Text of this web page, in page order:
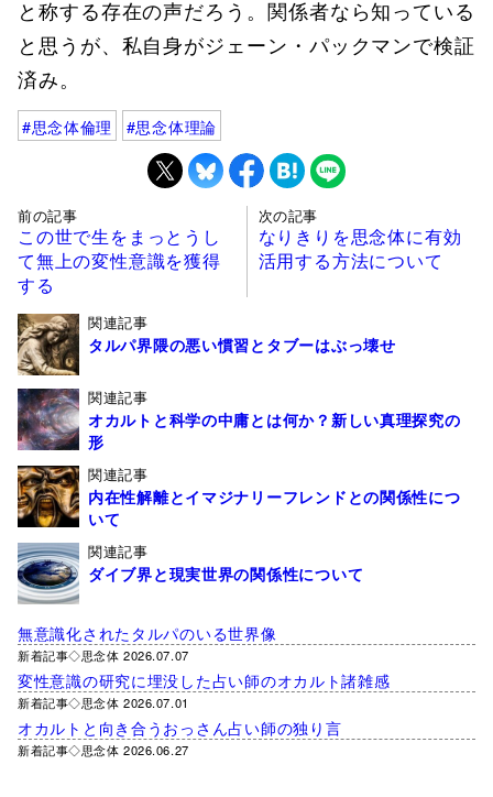
と称する存在の声だろう。関係者なら知っている
と思うが、私自身がジェーン・パックマンで検証
済み。
思念体倫理 思念体理論
前の記事
この世で生をまっとうし
て無上の変性意識を獲得
する
次の記事
なりきりを思念体に有効
活用する方法について
関連記事
タルパ界隈の悪い慣習とタブーはぶっ壊せ
関連記事
オカルトと科学の中庸とは何か？新しい真理探究の
形
関連記事
内在性解離とイマジナリーフレンドとの関係性につ
いて
関連記事
ダイブ界と現実世界の関係性について
無意識化されたタルパのいる世界像
新着記事◇思念体 2026.07.07
変性意識の研究に埋没した占い師のオカルト諸雑感
新着記事◇思念体 2026.07.01
オカルトと向き合うおっさん占い師の独り言
新着記事◇思念体 2026.06.27